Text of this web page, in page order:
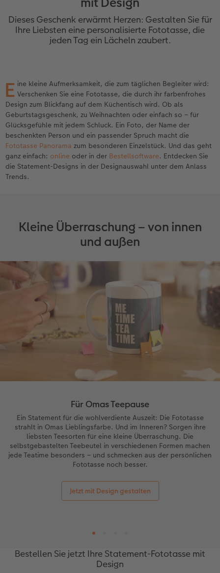
Jahrbuch gestalten
CEWE FOTOBUCH Kids
Designvorlagen
Foto-Kochbuch
Kundenbeispiele
Webinare
Anleitungen & Hilfe
Inspiration
Neuheiten
Nature Prints
Bilderboxen
Fotosets
Sofortfotos
Scan-Service
Analog Services
Aktionen
Extras
Photo Streetmap Poster
Acrylglas
Hartschaum
Gallery Print
hexxas
Willkommensschild
im Wunschformat
Neuheiten
Extras
Dankeskarten Kommunion
Dankeskarten
Papierqualitäten
Klappkarten
Fotokarten
Postkarten
Digitale Grußkarte
CEWE myPhotos
Neuheiten
Textilien
Schule & Büro
Handyhüllen
Faber-Castell
Haustierwelt
Geschenkideen
CEWE myPhotos
Neuheiten
Aktionen
Wandkalender mit Design
NEU: Wandkalender Fineline
Extras
CEWE myPhotos
Aktionen
Max Case
Smartflip
CEWE myPhotos
Aktionen
Neuheiten
nachhaltiger Schenken
Danke sagen
Inspiration
Kundenbeispiele
Dieses Geschenk erwärmt Herzen: Gestalten Sie für
Ihre Liebsten eine personalisierte Fototasse, die
jeden Tag ein Lächeln zaubert.
E ine kleine Aufmerksamkeit, die zum täglichen Begleiter wird:
Verschenken Sie eine Fototasse, die durch ihr farbenfrohes
Design zum Blickfang auf dem Küchentisch wird. Ob als
Geburtstagsgeschenk, zu Weihnachten oder einfach so – für
Glücksgefühle mit jedem Schluck. Ein Foto, der Name der
beschenkten Person und ein passender Spruch macht die
Fototasse Panorama zum besonderen Einzelstück. Und das geht
ganz einfach: online oder in der Bestellsoftware. Entdecken Sie
die Statement-Designs in der Designauswahl unter dem Anlass
Trends.
Kleine Überraschung – von innen
und außen
Für Omas Teepause
Ein Statement für die wohlverdiente Auszeit: Die Fototasse
strahlt in Omas Lieblingsfarbe. Und im Inneren? Sorgen ihre
liebsten Teesorten für eine kleine Überraschung. Die
selbstgebastelten Teebeutel in verschiedenen Formen machen
jede Teatime besonders – und schmecken aus der persönlichen
Fototasse noch besser.
Jetzt mit Design gestalten
Bestellen Sie jetzt Ihre Statement-Fototasse mit
Design